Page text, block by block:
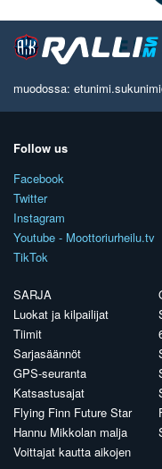
muodossa:
Follow us
Facebook
Twitter
Instagram
Youtube - Moottoriurheilu.tv
TikTok
SARJA
Luokat ja kilpailijat
Tiimit
Sarjasäännöt
GPS-seuranta
Katsastusajat
Flying Finn Future Star
Hannu Mikkolan malja
Voittajat kautta aikojen